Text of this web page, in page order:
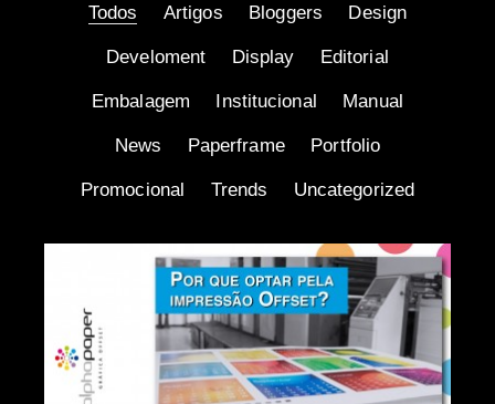
Todos Artigos Bloggers Design
Develoment Display Editorial
Embalagem Institucional Manual
News Paperframe Portfolio
Promocional Trends Uncategorized